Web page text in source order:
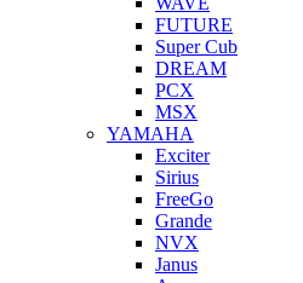
FUTURE
Super Cub
DREAM
PCX
MSX
YAMAHA
Exciter
Sirius
FreeGo
Grande
NVX
Janus